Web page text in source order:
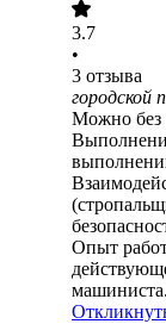
3.7
•
3 отзыва
городской
Можно без
Опыт